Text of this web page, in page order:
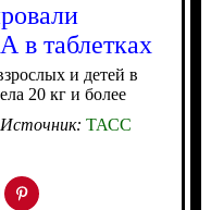
в таблетках
и детей в
20 кг и более
Источник: ТАСС